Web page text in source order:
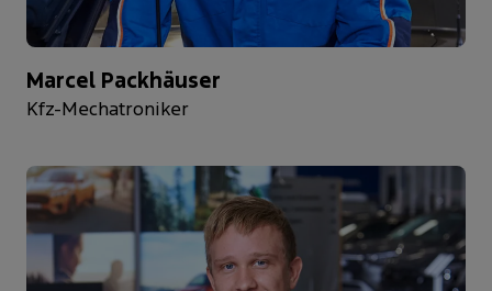
Marcel Packhäuser
Kfz-Mechatroniker